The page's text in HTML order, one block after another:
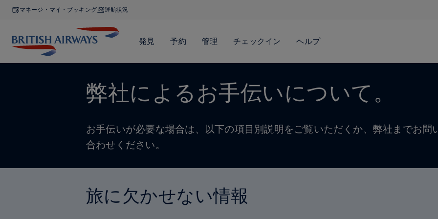
マネージ・マイ・ブッキング 運航状況
弊社によるお手伝いについて。
お手伝いが必要な場合は、以下の項目別説明をご覧いただくか、弊社までお問
合わせください。
旅に欠かせない情報